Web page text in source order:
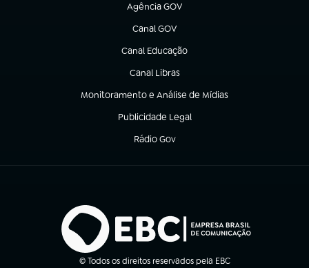
Agência GOV
(abre em nova aba)
Canal GOV
(abre em nova aba)
Canal Educação
(abre em nova aba)
Canal Libras
(abre em nova aba)
Monitoramento e Análise de Mídias
(abre em nova aba)
Publicidade Legal
(abre em nova aba)
Rádio Gov
(abre em nova aba)
© Todos os direitos reservados pela EBC